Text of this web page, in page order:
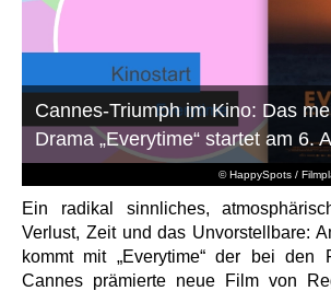
© HappySpots /
Cannes-Triumph im Kino: Das
Drama „Everytime“ startet am 6.
Ein radikal sinnliches,
Verlust, Zeit und das Unvorstellbare:
kommt mit „Everytime“ der bei den
Cannes prämierte neue Film von